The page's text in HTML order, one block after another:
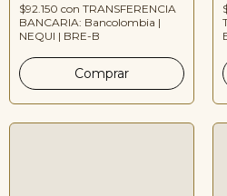
$92.150 con TRANSFERENCIA
BANCARIA: Bancolombia |
NEQUI | BRE-B